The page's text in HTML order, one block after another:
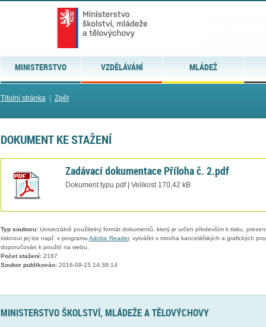
MINISTERSTVO VZDĚLÁVÁNÍ MLÁDEŽ
Titulní stránka| Zpět
DOKUMENT KE STAŽENÍ
Zadávací dokumentace Příloha č. 2.pdf
Dokument typu pdf | Velikost 170,42 kB
Typ souboru:Univerzálně použitelný formát dokumentů, který je určen především k tisku,
tisknout jej lze např. v programu Adobe Reader, vytvářet v mnoha kancelářských a grafických
doporučován k použití na webu.
Počet stažení:2187
Soubor publikován:2016-09-15 14:38:14
MINISTERSTVO ŠKOLSTVÍ, MLÁDEŽE A TĚLOVÝCHOVY